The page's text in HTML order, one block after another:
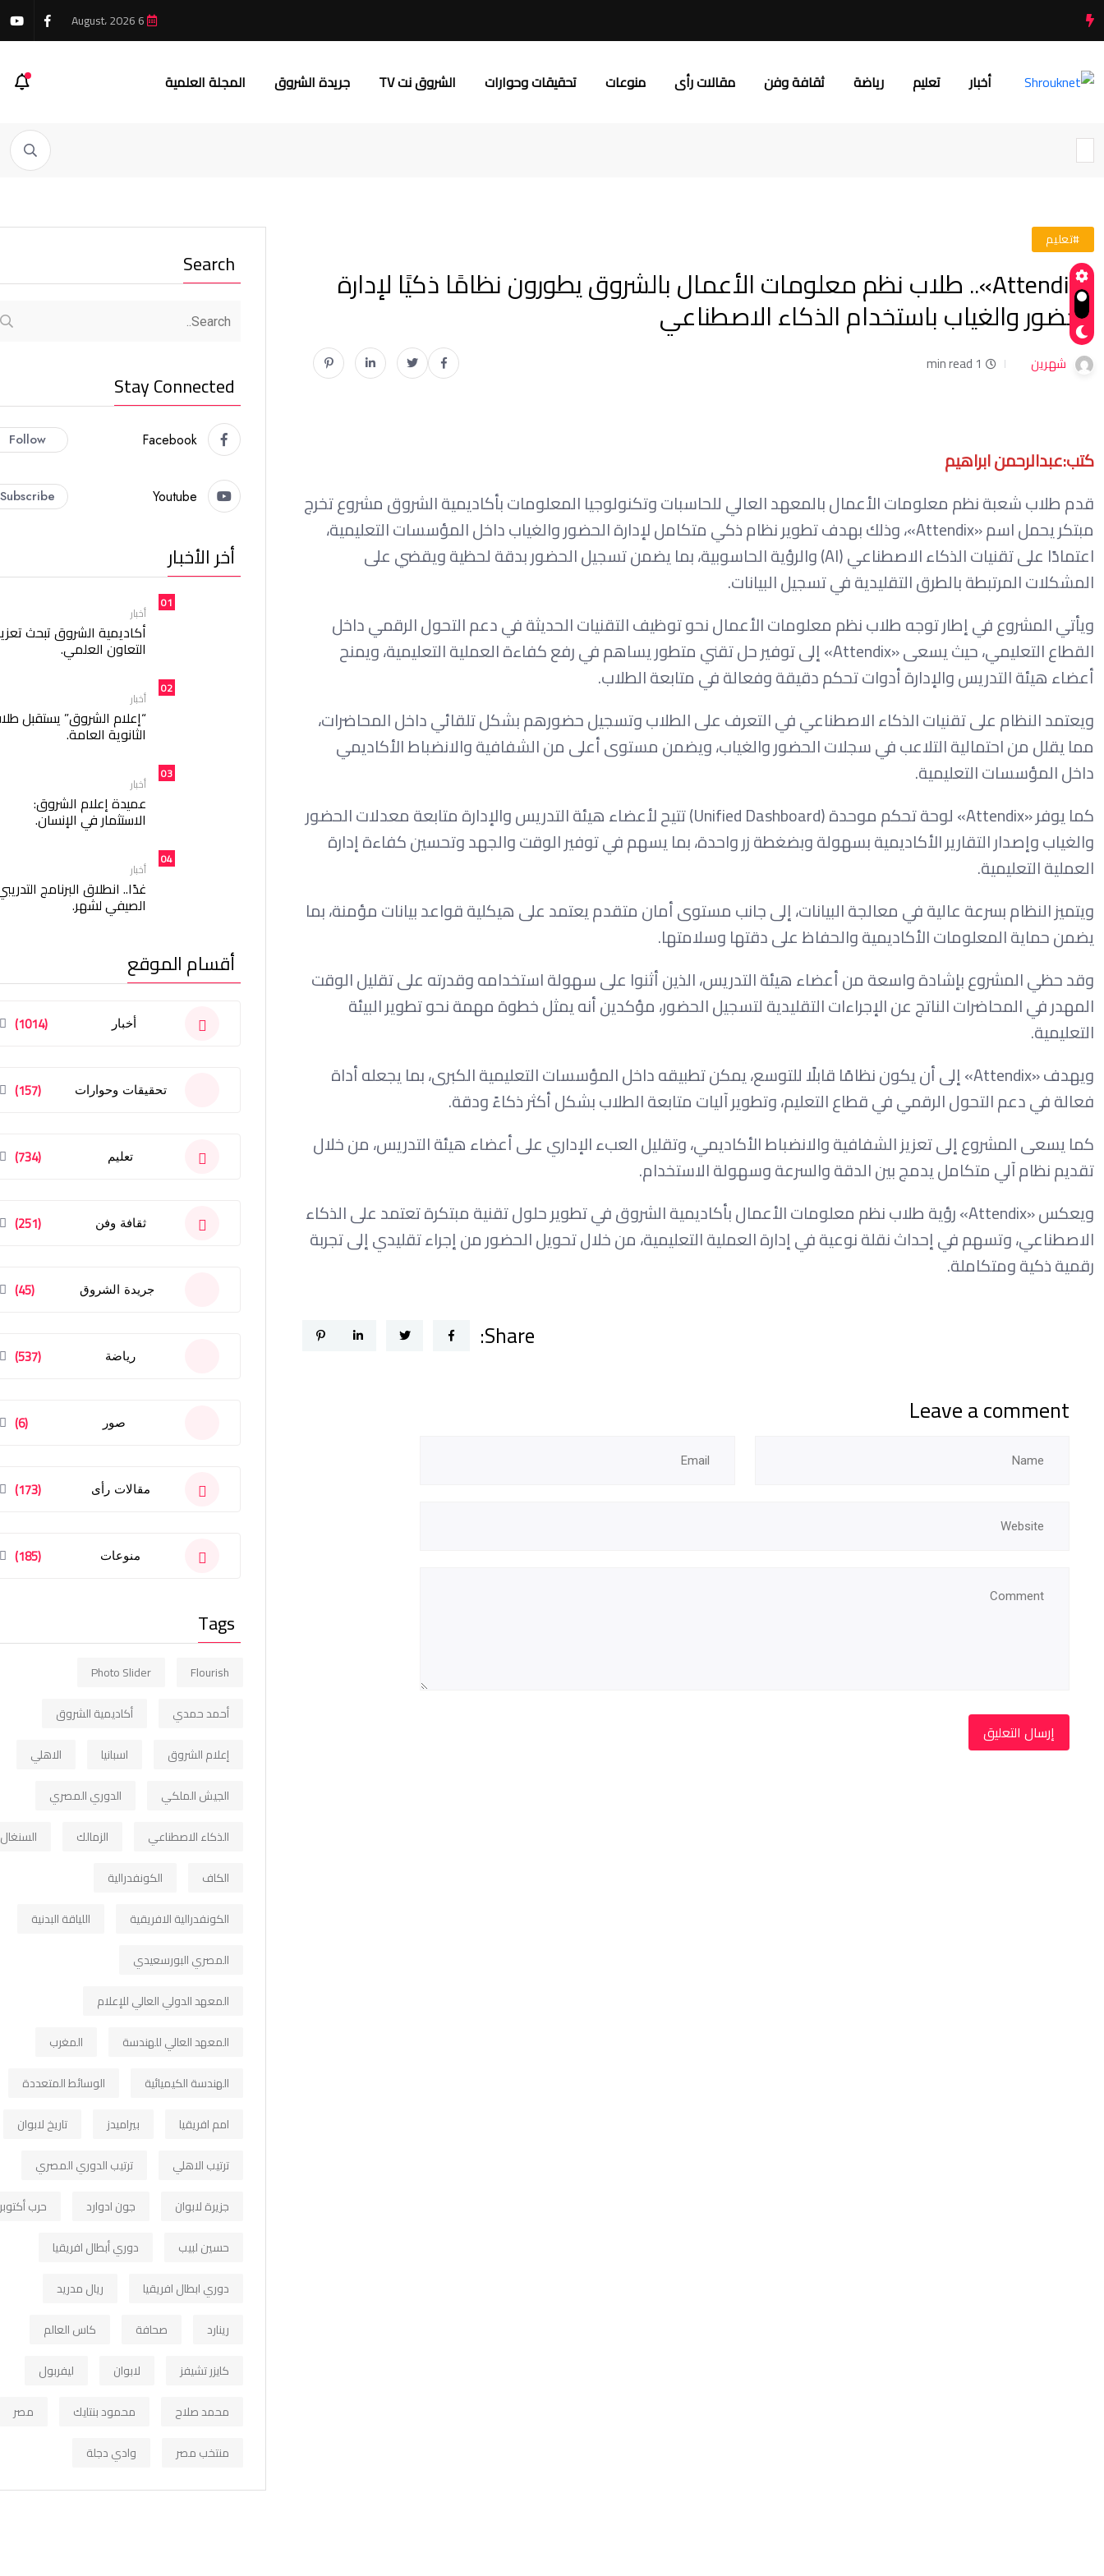
أخبار تعليم رياضة ثقافة وفن مقالات رأى منوعات تحقيقات وحوارات الشروق نت TV جريدة الشروق المجلة العلمية
#تعليم
«Attendix».. طلاب نظم معلومات الأعمال بالشروق يطورون نظامًا ذكيًا لإدارة
الحضور والغياب باستخدام الذكاء الاصطناعي
شهرين 1 min read
كتب:عبدالرحمن ابراهيم
قدم طلاب شعبة نظم معلومات الأعمال بالمعهد العالي للحاسبات وتكنولوجيا المعلومات بأكاديمية الشروق مشروع تخرج
مبتكر يحمل اسم «Attendix»، وذلك بهدف تطوير نظام ذكي متكامل لإدارة الحضور والغياب داخل المؤسسات التعليمية،
اعتمادًا على تقنيات الذكاء الاصطناعي (AI) والرؤية الحاسوبية، بما يضمن تسجيل الحضور بدقة لحظية ويقضي على
المشكلات المرتبطة بالطرق التقليدية في تسجيل البيانات.
ويأتي المشروع في إطار توجه طلاب نظم معلومات الأعمال نحو توظيف التقنيات الحديثة في دعم التحول الرقمي داخل
القطاع التعليمي، حيث يسعى «Attendix» إلى توفير حل تقني متطور يساهم في رفع كفاءة العملية التعليمية، ويمنح
أعضاء هيئة التدريس والإدارة أدوات تحكم دقيقة وفعالة في متابعة الطلاب.
ويعتمد النظام على تقنيات الذكاء الاصطناعي في التعرف على الطلاب وتسجيل حضورهم بشكل تلقائي داخل المحاضرات،
مما يقلل من احتمالية التلاعب في سجلات الحضور والغياب، ويضمن مستوى أعلى من الشفافية والانضباط الأكاديمي
داخل المؤسسات التعليمية.
كما يوفر «Attendix» لوحة تحكم موحدة (Unified Dashboard) تتيح لأعضاء هيئة التدريس والإدارة متابعة معدلات الحضور
والغياب وإصدار التقارير الأكاديمية بسهولة وبضغطة زر واحدة، بما يسهم في توفير الوقت والجهد وتحسين كفاءة إدارة
العملية التعليمية.
ويتميز النظام بسرعة عالية في معالجة البيانات، إلى جانب مستوى أمان متقدم يعتمد على هيكلية قواعد بيانات مؤمنة، بما
يضمن حماية المعلومات الأكاديمية والحفاظ على دقتها وسلامتها.
وقد حظي المشروع بإشادة واسعة من أعضاء هيئة التدريس، الذين أثنوا على سهولة استخدامه وقدرته على تقليل الوقت
المهدر في المحاضرات الناتج عن الإجراءات التقليدية لتسجيل الحضور، مؤكدين أنه يمثل خطوة مهمة نحو تطوير البيئة
التعليمية.
ويهدف «Attendix» إلى أن يكون نظامًا قابلًا للتوسع، يمكن تطبيقه داخل المؤسسات التعليمية الكبرى، بما يجعله أداة
فعالة في دعم التحول الرقمي في قطاع التعليم، وتطوير آليات متابعة الطلاب بشكل أكثر ذكاءً ودقة.
كما يسعى المشروع إلى تعزيز الشفافية والانضباط الأكاديمي، وتقليل العبء الإداري على أعضاء هيئة التدريس، من خلال
تقديم نظام آلي متكامل يدمج بين الدقة والسرعة وسهولة الاستخدام.
ويعكس «Attendix» رؤية طلاب نظم معلومات الأعمال بأكاديمية الشروق في تطوير حلول تقنية مبتكرة تعتمد على الذكاء
الاصطناعي، وتسهم في إحداث نقلة نوعية في إدارة العملية التعليمية، من خلال تحويل الحضور من إجراء تقليدي إلى تجربة
رقمية ذكية ومتكاملة.
Share:
Leave a comment
Search
Stay Connected
Facebook
Follow
Youtube
Subscribe
أخر الأخبار
01
أخبار
أكاديمية الشروق تبحث
التعاون العلمي.
02
أخبار
“إعلام الشروق” يستقبل
الثانوية العامة.
03
أخبار
عميدة إعلام الشروق:
الاستثمار في الإنسان.
04
أخبار
غدًا.. انطلاق البرنامج
الصيفي لشهر.
أقسام الموقع
أخبار (1014)
تحقيقات وحوارات (157)
تعليم (734)
ثقافة وفن (251)
جريدة الشروق (45)
رياضة (537)
صور (6)
مقالات رأى (173)
منوعات (185)
Tags
Flourish
Photo Slider
أحمد حمدي
أكاديمية الشروق
إعلام الشروق
اسبانيا
الاهلي
الجيش الملكي
الدوري المصري
الذكاء الاصطناعي
الزمالك
السنغال
الكاف
الكونفدرالية
الكونفدرالية الافريقية
اللياقة البدنية
المصري البورسعيدي
المعهد الدولي العالي للإعلام
المعهد العالي للهندسة
المغرب
الهندسة الكيميائية
الوسائط المتعددة
امم افريقيا
بيراميدز
تاريخ لابوان
ترتيب الاهلي
ترتيب الدوري المصري
جزيرة لابوان
جون ادوارد
حرب أكتوبر
حسين لبيب
دوري أبطال افريقيا
دوري ابطال افريقيا
ريال مدريد
رينارد
صحافة
كاس العالم
كايزر تشيفز
لابوان
ليفربول
محمد صلاح
محمود بنتايك
مصر
منتخب مصر
وادي دجلة